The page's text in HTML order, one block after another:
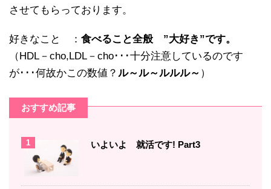
させてもらっております。
好きなこと ： 食べること全般 ”大好き”です。
（HDL－cho,LDL－cho･･･十分注意しているのです
が･･･何故かこの数値？ ル～ル～ルルル～ ）
おすすめ記事
1 いよいよ 就活です! Part3